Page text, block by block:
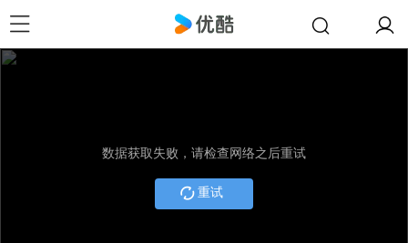
数据获取失败，请检查网络之后重试
重试